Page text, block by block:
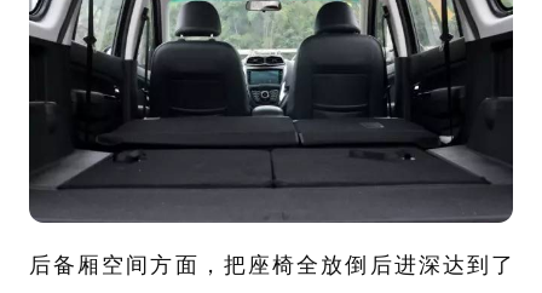
后备厢空间方面，把座椅全放倒后进深达到了